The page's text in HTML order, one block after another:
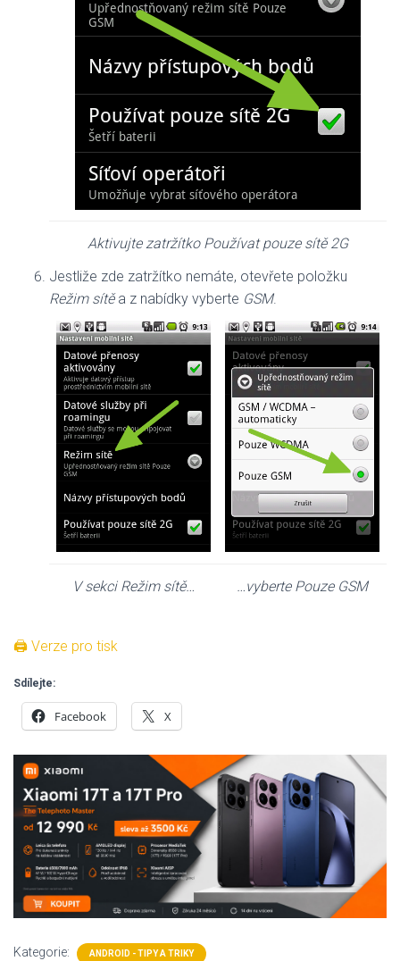
Aktivujte zatržítko Používat pouze sítě 2G
Jestliže zde zatržítko nemáte, otevřete položku
Režim sítěa z nabídky vyberte GSM.
V sekci Režim sítě… …vyberte Pouze GSM
🖨 Verze pro tisk
Sdílejte:
Facebook X
Kategorie: ANDROID - TIPY A TRIKY